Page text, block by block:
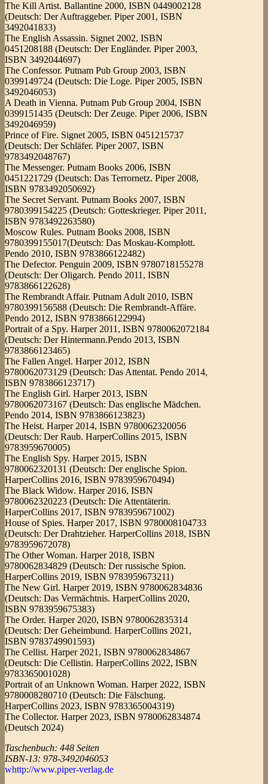
The Kill Artist. Ballantine 2000, ISBN 0449002128
(Deutsch: Der Auftraggeber. Piper 2001, ISBN
3492041833)
The English Assassin. Signet 2002, ISBN
0451208188 (Deutsch: Der Engländer. Piper 2003,
ISBN 3492044697)
The Confessor. Putnam Pub Group 2003, ISBN
0399149724 (Deutsch: Die Loge. Piper 2005, ISBN
3492046053)
A Death in Vienna. Putnam Pub Group 2004, ISBN
0399151435 (Deutsch: Der Zeuge. Piper 2006, ISBN
3492046959)
Prince of Fire. Signet 2005, ISBN 0451215737
(Deutsch: Der Schläfer. Piper 2007, ISBN
9783492048767)
The Messenger. Putnam Books 2006, ISBN
0451221729 (Deutsch: Das Terrornetz. Piper 2008,
ISBN 9783492050692)
The Secret Servant. Putnam Books 2007, ISBN
9780399154225 (Deutsch: Gotteskrieger. Piper 2011,
ISBN 9783492263580)
Moscow Rules. Putnam Books 2008, ISBN
9780399155017(Deutsch: Das Moskau-Komplott.
Pendo 2010, ISBN 9783866122482)
The Defector. Penguin 2009, ISBN 9780718155278
(Deutsch: Der Oligarch. Pendo 2011, ISBN
9783866122628)
The Rembrandt Affair. Putnam Adult 2010, ISBN
9780399156588 (Deutsch: Die Rembrandt-Affäre.
Pendo 2012, ISBN 9783866122994)
Portrait of a Spy. Harper 2011, ISBN 9780062072184
(Deutsch: Der Hintermann.Pendo 2013, ISBN
9783866123465)
The Fallen Angel. Harper 2012, ISBN
9780062073129 (Deutsch: Das Attentat. Pendo 2014,
ISBN 9783866123717)
The English Girl. Harper 2013, ISBN
9780062073167 (Deutsch: Das englische Mädchen.
Pendo 2014, ISBN 9783866123823)
The Heist. Harper 2014, ISBN 9780062320056
(Deutsch: Der Raub. HarperCollins 2015, ISBN
9783959670005)
The English Spy. Harper 2015, ISBN
9780062320131 (Deutsch: Der englische Spion.
HarperCollins 2016, ISBN 9783959670494)
The Black Widow. Harper 2016, ISBN
9780062320223 (Deutsch: Die Attentäterin.
HarperCollins 2017, ISBN 9783959671002)
House of Spies. Harper 2017, ISBN 9780008104733
(Deutsch: Der Drahtzieher. HarperCollins 2018, ISBN
9783959672078)
The Other Woman. Harper 2018, ISBN
9780062834829 (Deutsch: Der russische Spion.
HarperCollins 2019, ISBN 9783959673211)
The New Girl. Harper 2019, ISBN 9780062834836
(Deutsch: Das Vermächtnis. HarperCollins 2020,
ISBN 9783959675383)
The Order. Harper 2020, ISBN 9780062835314
(Deutsch: Der Geheimbund. HarperCollins 2021,
ISBN 9783749901593)
The Cellist. Harper 2021, ISBN 9780062834867
(Deutsch: Die Cellistin. HarperCollins 2022, ISBN
9783365001028)
Portrait of an Unknown Woman. Harper 2022, ISBN
9780008280710 (Deutsch: Die Fälschung.
HarperCollins 2023, ISBN 9783365004319)
The Collector. Harper 2023, ISBN 9780062834874
(Deutsch 2024)
Taschenbuch: 448 Seiten
ISBN-13: 978-3492046053
whttp://www.piper-verlag.de